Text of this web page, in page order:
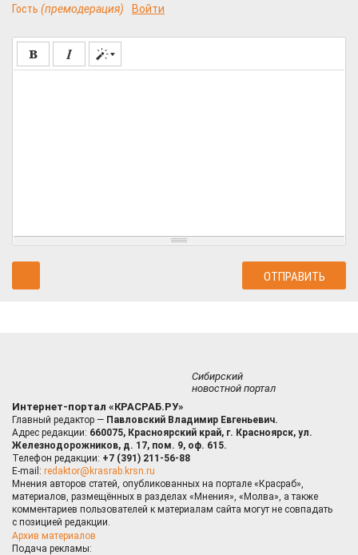
Гость (премодерация) Войти
Сибирский
новостной портал
Интернет-портал «КРАСРАБ.РУ»
Главный редактор — Павловский Владимир Евгеньевич.
Адрес редакции: 660075, Красноярский край, г. Красноярск, ул.
Железнодорожников, д. 17, пом. 9, оф. 615.
Телефон редакции: +7 (391) 211-56-88
E-mail: redaktor@krasrab.krsn.ru
Мнения авторов статей, опубликованных на портале «Красраб»,
материалов, размещённых в разделах «Мнения», «Молва», а также
комментариев пользователей к материалам сайта могут не совпадать
с позицией редакции.
Архив материалов
Подача рекламы: